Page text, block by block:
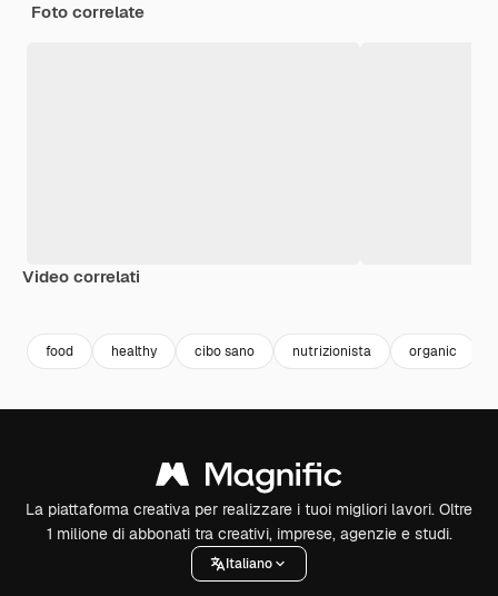
Foto correlate
Video correlati
food healthy cibo sano nutrizionista organic
La piattaforma creativa per realizzare i tuoi migliori lavori. Oltre
1 milione di abbonati tra creativi, imprese, agenzie e studi.
Italiano